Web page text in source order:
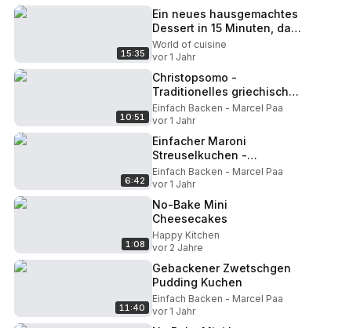
15:35
Ein neues hausgemachtes
Dessert in 15 Minuten, das
auf der Zunge zergeht!
Lecker und einfach!
World of cuisine
vor 1 Jahr
10:51
Christopsomo -
Traditionelles griechisches
Weihnachtsbrot
Einfach Backen - Marcel Paa
vor 1 Jahr
6:42
Einfacher Maroni
Streuselkuchen -
Vermicelles Kastanien
Kuchen mit Streusel
Einfach Backen - Marcel Paa
vor 1 Jahr
1:08
No-Bake Mini
Cheesecakes
Happy Kitchen
vor 2 Jahre
11:40
Gebackener Zwetschgen
Pudding Kuchen
Einfach Backen - Marcel Paa
vor 1 Jahr